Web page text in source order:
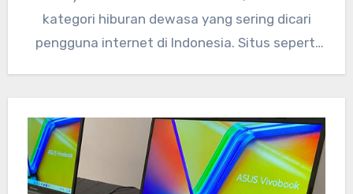
kategori hiburan dewasa yang sering dicari
pengguna internet di Indonesia. Situs seperti